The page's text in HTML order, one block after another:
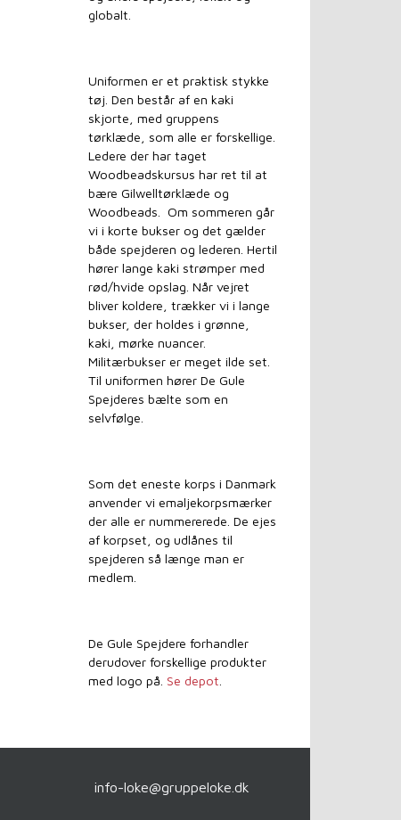
globalt.
Uniformen er et praktisk stykke
tøj. Den består af en kaki
skjorte, med gruppens
tørklæde, som alle er forskellige.
Ledere der har taget
Woodbeadskursus har ret til at
bære Gilwelltørklæde og
Woodbeads. Om sommeren går
vi i korte bukser og det gælder
både spejderen og lederen. Hertil
hører lange kaki strømper med
rød/hvide opslag. Når vejret
bliver koldere, trækker vi i lange
bukser, der holdes i grønne,
kaki, mørke nuancer.
Militærbukser er meget ilde set.
Til uniformen hører De Gule
Spejderes bælte som en
selvfølge.
Som det eneste korps i Danmark
anvender vi emaljekorpsmærker
der alle er nummererede. De ejes
af korpset, og udlånes til
spejderen så længe man er
medlem.
De Gule Spejdere forhandler
derudover forskellige produkter
med logo på. Se depot
info-loke@gruppeloke.dk